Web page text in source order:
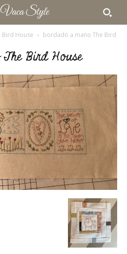
Style
House
bordado a mano The Bird
Bird House